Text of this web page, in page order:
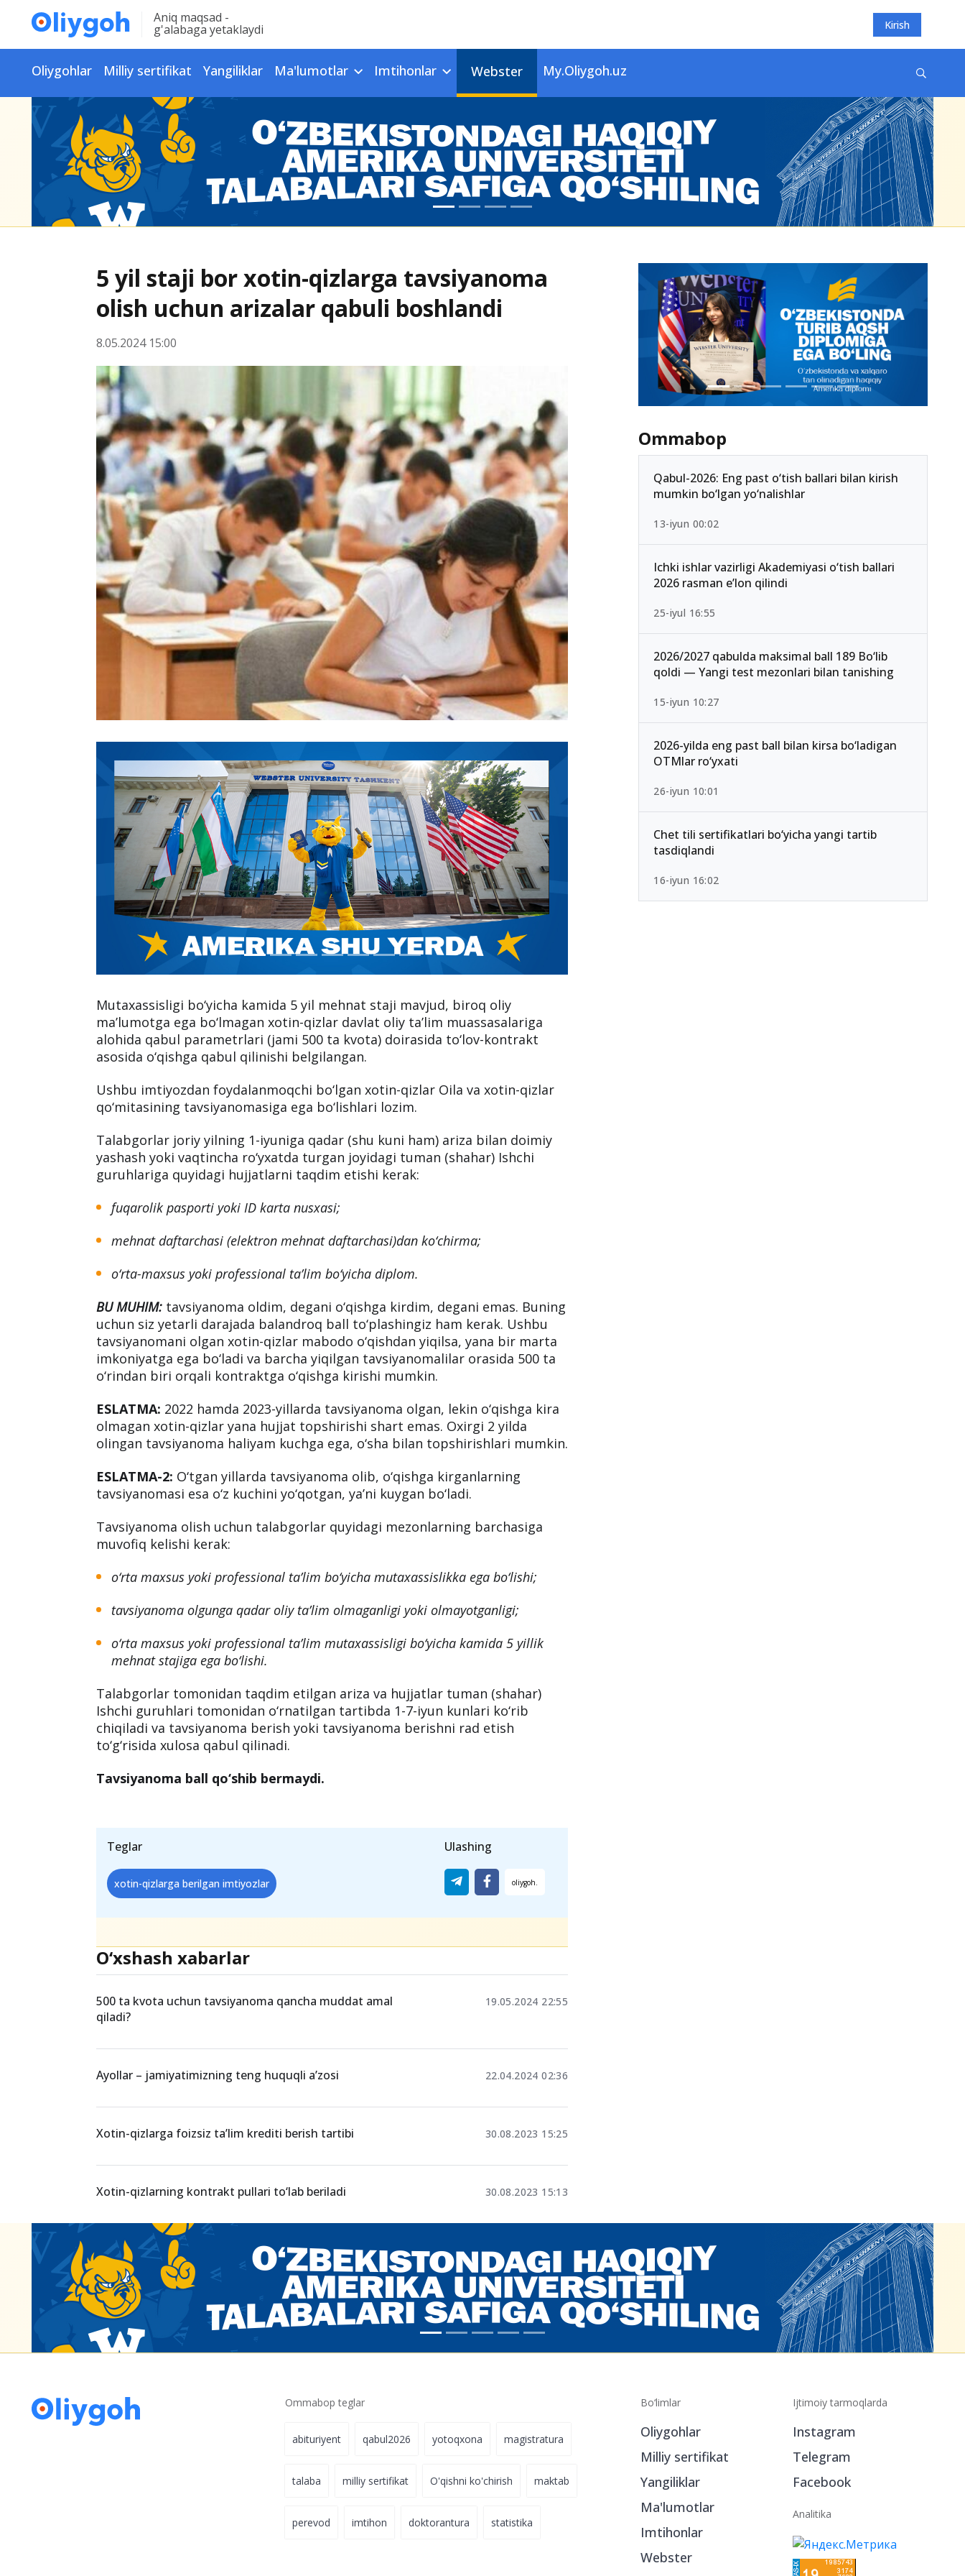
Aniq maqsad -
g'alabaga yetaklaydi Kirish
Oliygohlar Milliy sertifikat Yangiliklar Ma'lumotlar Imtihonlar Webster My.Oliygoh.uz
5 yil staji bor xotin-qizlarga tavsiyanoma
olish uchun arizalar qabuli boshlandi
8.05.2024 15:00
Mutaxassisligi bo‘yicha kamida 5 yil mehnat staji mavjud, biroq oliy
ma’lumotga ega bo‘lmagan xotin-qizlar davlat oliy ta’lim muassasalariga
alohida qabul parametrlari (jami 500 ta kvota) doirasida to‘lov-kontrakt
asosida o‘qishga qabul qilinishi belgilangan.
Ushbu imtiyozdan foydalanmoqchi bo‘lgan xotin-qizlar Oila va xotin-qizlar
qo‘mitasining tavsiyanomasiga ega bo‘lishlari lozim.
Talabgorlar joriy yilning 1-iyuniga qadar (shu kuni ham) ariza bilan doimiy
yashash yoki vaqtincha ro‘yxatda turgan joyidagi tuman (shahar) Ishchi
guruhlariga quyidagi hujjatlarni taqdim etishi kerak:
fuqarolik pasporti yoki ID karta nusxasi;
mehnat daftarchasi (elektron mehnat daftarchasi)dan ko‘chirma;
o‘rta-maxsus yoki professional ta’lim bo‘yicha diplom.
BU MUHIM: tavsiyanoma oldim, degani o‘qishga kirdim, degani emas. Buning
uchun siz yetarli darajada balandroq ball to‘plashingiz ham kerak. Ushbu
tavsiyanomani olgan xotin-qizlar mabodo o‘qishdan yiqilsa, yana bir marta
imkoniyatga ega bo‘ladi va barcha yiqilgan tavsiyanomalilar orasida 500 ta
o‘rindan biri orqali kontraktga o‘qishga kirishi mumkin.
ESLATMA: 2022 hamda 2023-yillarda tavsiyanoma olgan, lekin o‘qishga kira
olmagan xotin-qizlar yana hujjat topshirishi shart emas. Oxirgi 2 yilda
olingan tavsiyanoma haliyam kuchga ega, o‘sha bilan topshirishlari mumkin.
ESLATMA-2: O‘tgan yillarda tavsiyanoma olib, o‘qishga kirganlarning
tavsiyanomasi esa o‘z kuchini yo‘qotgan, yaʼni kuygan bo‘ladi.
Tavsiyanoma olish uchun talabgorlar quyidagi mezonlarning barchasiga
muvofiq kelishi kerak:
o‘rta maxsus yoki professional ta’lim bo‘yicha mutaxassislikka ega bo‘lishi;
tavsiyanoma olgunga qadar oliy ta’lim olmaganligi yoki olmayotganligi;
o‘rta maxsus yoki professional ta’lim mutaxassisligi bo‘yicha kamida 5 yillik
mehnat stajiga ega bo‘lishi.
Talabgorlar tomonidan taqdim etilgan ariza va hujjatlar tuman (shahar)
Ishchi guruhlari tomonidan o‘rnatilgan tartibda 1-7-iyun kunlari ko‘rib
chiqiladi va tavsiyanoma berish yoki tavsiyanoma berishni rad etish
to‘g‘risida xulosa qabul qilinadi.
Tavsiyanoma ball qo‘shib bermaydi.
Teglar
xotin-qizlarga berilgan imtiyozlar
Ulashing
O‘xshash xabarlar
500 ta kvota uchun tavsiyanoma qancha muddat amal
qiladi?
19.05.2024 22:55
Ayollar – jamiyatimizning teng huquqli a’zosi 22.04.2024 02:36
Xotin-qizlarga foizsiz ta’lim krediti berish tartibi 30.08.2023 15:25
Xotin-qizlarning kontrakt pullari to‘lab beriladi 30.08.2023 15:13
Ommabop
Qabul-2026: Eng past o‘tish ballari bilan kirish
mumkin bo‘lgan yo‘nalishlar
13-iyun 00:02
Ichki ishlar vazirligi Akademiyasi o‘tish ballari
2026 rasman e’lon qilindi
25-iyul 16:55
2026/2027 qabulda maksimal ball 189 Bo‘lib
qoldi — Yangi test mezonlari bilan tanishing
15-iyun 10:27
2026-yilda eng past ball bilan kirsa bo‘ladigan
OTMlar ro‘yxati
26-iyun 10:01
Chet tili sertifikatlari bo‘yicha yangi tartib
tasdiqlandi
16-iyun 16:02
Ommabop teglar
abituriyent qabul2026 yotoqxona magistratura
talaba milliy sertifikat O'qishni ko'chirish maktab
perevod imtihon doktorantura statistika
Bo‘limlar
Oliygohlar
Milliy sertifikat
Yangiliklar
Ma'lumotlar
Imtihonlar
Webster
Ijtimoiy tarmoqlarda
Instagram
Telegram
Facebook
Analitika